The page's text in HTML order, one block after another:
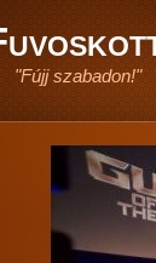
"Fújj szabadon!"